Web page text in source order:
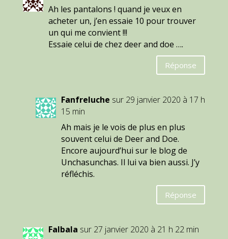
Ah les pantalons ! quand je veux en
acheter un, j’en essaie 10 pour trouver
un qui me convient !!!
Essaie celui de chez deer and doe ….
Réponse
Fanfreluche sur 29 janvier 2020 à 17 h
15 min
Ah mais je le vois de plus en plus
souvent celui de Deer and Doe.
Encore aujourd’hui sur le blog de
Unchasunchas. Il lui va bien aussi. J’y
réfléchis.
Réponse
Falbala sur 27 janvier 2020 à 21 h 22 min